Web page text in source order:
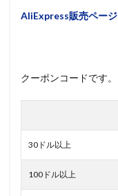
AliExpress販売ページ
クーポンコードです。
30ドル以上
100ドル以上